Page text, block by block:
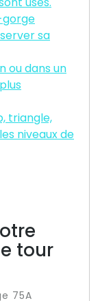
gorge
sa
ou dans un
triangle,
niveaux de
tour
75A